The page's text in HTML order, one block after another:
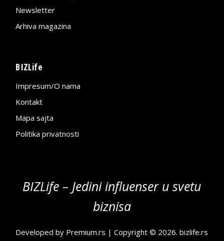
Newsletter
Arhiva magazina
BIZLife
Impresum/O nama
Kontakt
Mapa sajta
Politika privatnosti
BIZLife – Jedini influenser u svetu
biznisa
Developed by Premium.rs | Copyright © 2026.bizlife.rs